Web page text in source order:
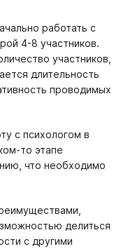
работать с
4-8 участников.
участников,
длительность
проводимых
с психологом в
то этапе
что необходимо
делиться
с другими